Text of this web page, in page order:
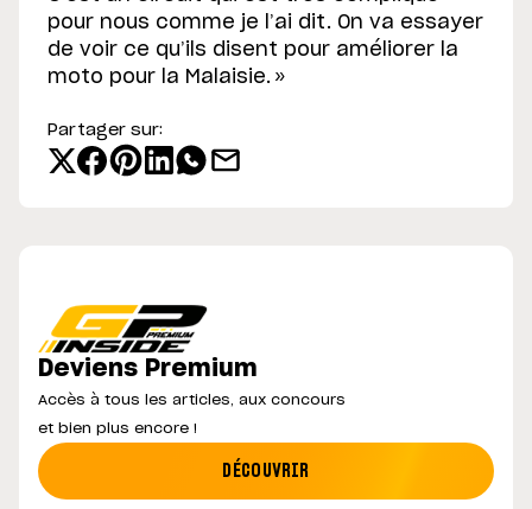
pour nous comme je l’ai dit. On va essayer
de voir ce qu’ils disent pour améliorer la
moto pour la Malaisie. »
Partager sur:
Deviens Premium
Accès à tous les articles, aux concours
et bien plus encore !
DÉCOUVRIR